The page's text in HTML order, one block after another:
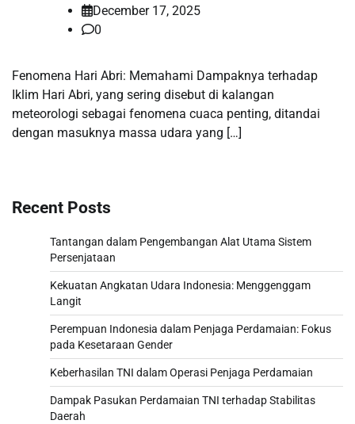
December 17, 2025
0
Fenomena Hari Abri: Memahami Dampaknya terhadap
Iklim Hari Abri, yang sering disebut di kalangan
meteorologi sebagai fenomena cuaca penting, ditandai
dengan masuknya massa udara yang […]
Recent Posts
Tantangan dalam Pengembangan Alat Utama Sistem
Persenjataan
Kekuatan Angkatan Udara Indonesia: Menggenggam
Langit
Perempuan Indonesia dalam Penjaga Perdamaian: Fokus
pada Kesetaraan Gender
Keberhasilan TNI dalam Operasi Penjaga Perdamaian
Dampak Pasukan Perdamaian TNI terhadap Stabilitas
Daerah